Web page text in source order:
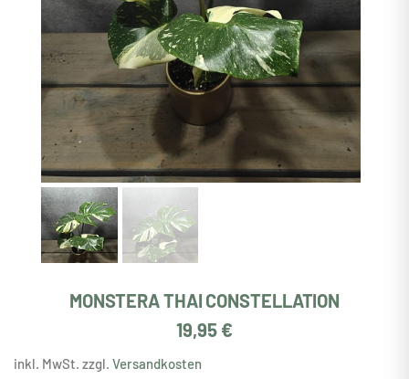
MONSTERA THAI CONSTELLATION
19,95 €
inkl. MwSt. zzgl. Versandkosten